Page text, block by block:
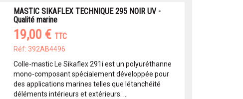
MASTIC SIKAFLEX TECHNIQUE 295 NOIR UV -
Qualité marine
19,00 € TTC
Réf: 392AB4496
Colle-mastic Le Sikaflex 291i est un polyuréthanne
mono-composant spécialement développée pour
des applications marines telles que létanchéité
déléments intérieurs et extérieurs. ...